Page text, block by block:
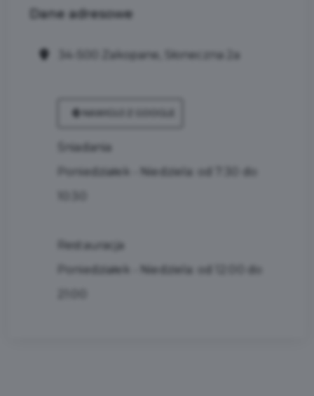
Dane adresowe
34-500 Zakopane, Słoneczna 2a
Śniadania
Poniedziałek - Niedziela: od 7:30 do
Restauracja
Poniedziałek - Niedziela: od 12:00 do